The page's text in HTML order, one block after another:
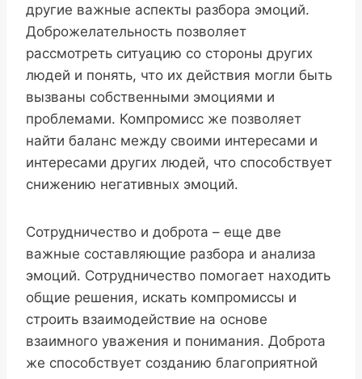
другие важные аспекты разбора эмоций.
Доброжелательность позволяет
рассмотреть ситуацию со стороны других
людей и понять, что их действия могли быть
вызваны собственными эмоциями и
проблемами. Компромисс же позволяет
найти баланс между своими интересами и
интересами других людей, что способствует
снижению негативных эмоций.
Сотрудничество и доброта – еще две
важные составляющие разбора и анализа
эмоций. Сотрудничество помогает находить
общие решения, искать компромиссы и
строить взаимодействие на основе
взаимного уважения и понимания. Доброта
же способствует созданию благоприятной